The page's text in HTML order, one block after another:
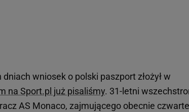
wniosek o polski paszport złożył w
na Sport.pl już pisaliśmy. 31-letni
AS Monaco, zajmującego obecnie czwarte